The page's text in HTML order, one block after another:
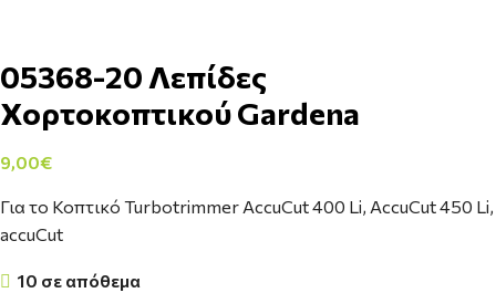
05368-20 Λεπίδες
Χορτοκοπτικού Gardena
9,00€
Για το Κοπτικό Turbotrimmer AccuCut 400 Li, AccuCut 450 Li,
accuCut
10 σε απόθεμα